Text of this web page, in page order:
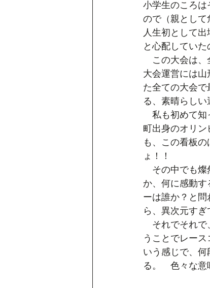
小学生のころは
ので（親として
人生初として
と心配していた
この大会は、
大会運営には
た全ての大会
る、素晴らしい
私も初めて知
町出身のオリ
も、この看板
ょ！！​
その中でも燦
か、何に感動す
ーは誰か？と
ら、異次元すぎ
それでそれで
うことでレー
いう感じで、
る。　色々な意